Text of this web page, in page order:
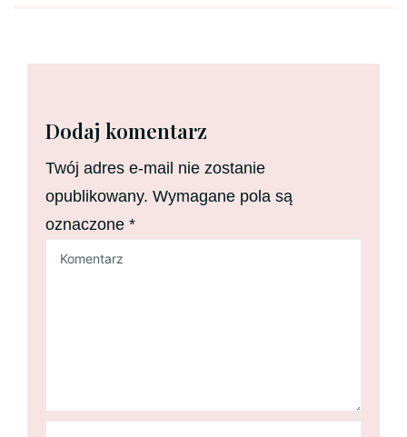
Dodaj komentarz
Twój adres e-mail nie zostanie
opublikowany. Wymagane pola są
oznaczone *